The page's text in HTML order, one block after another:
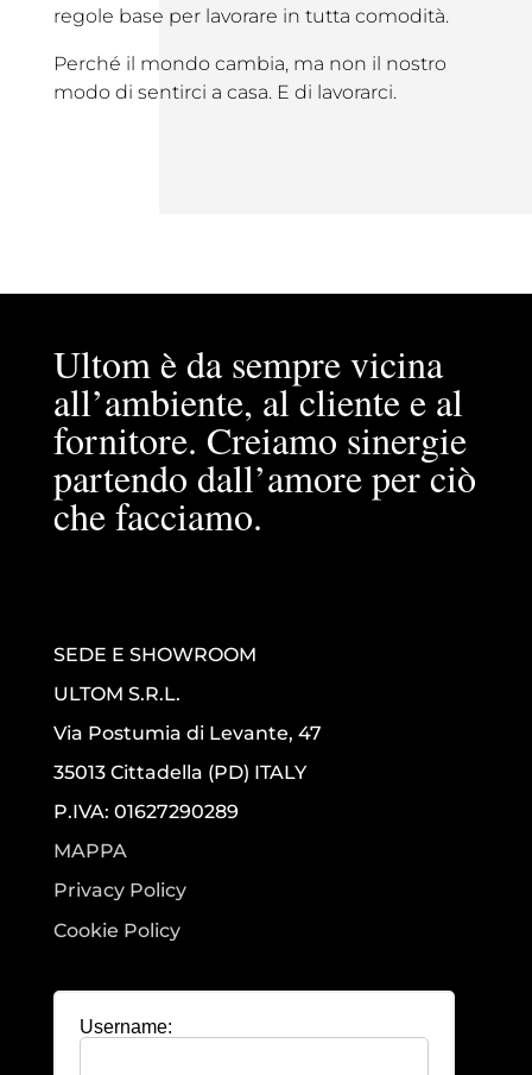
regole base per lavorare in tutta comodità.
Perché il mondo cambia, ma non il nostro
modo di sentirci a casa. E di lavorarci.
Ultom è da sempre vicina
all’ambiente, al cliente e al
fornitore. Creiamo sinergie
partendo dall’amore per ciò
che facciamo.
SEDE E SHOWROOM
ULTOM S.R.L.
Via Postumia di Levante, 47
35013 Cittadella (PD) ITALY
P.IVA: 01627290289
MAPPA
Privacy Policy
Cookie Policy
Username: